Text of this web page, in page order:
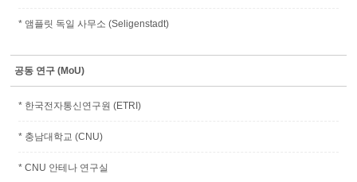
* 앰플릿 독일 사무소 (Seligenstadt)
공동 연구 (MoU)
* 한국전자통신연구원 (ETRI)
* 충남대학교 (CNU)
* CNU 안테나 연구실